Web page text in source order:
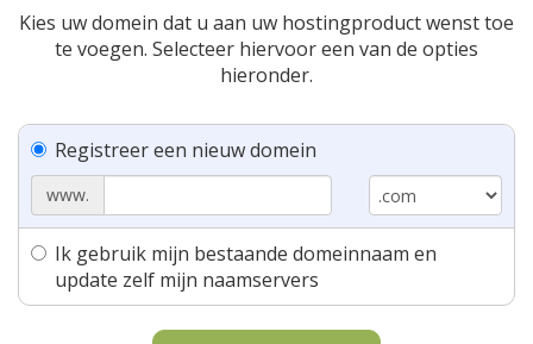
Kies uw domein dat u aan uw hostingproduct wenst toe
te voegen. Selecteer hiervoor een van de opties
hieronder.
Registreer een nieuw domein
www.
Ik gebruik mijn bestaande domeinnaam en
update zelf mijn naamservers